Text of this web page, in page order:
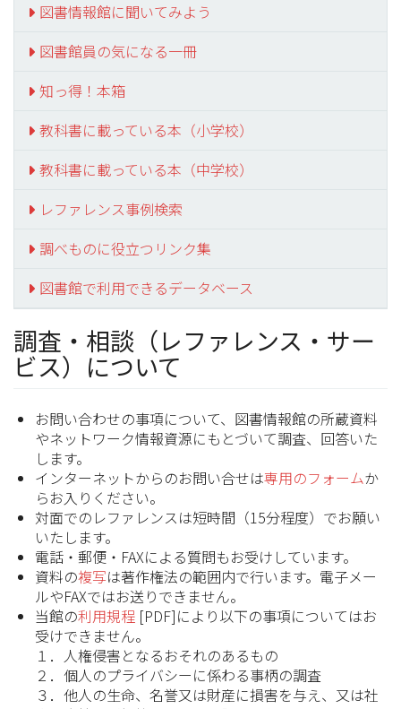
図書情報館に聞いてみよう
図書館員の気になる一冊
知っ得！本箱
教科書に載っている本（小学校）
教科書に載っている本（中学校）
レファレンス事例検索
調べものに役立つリンク集
図書館で利用できるデータベース
調査・相談（レファレンス・サー
ビス）について
お問い合わせの事項について、図書情報館の所蔵資料
やネットワーク情報資源にもとづいて調査、回答いた
します。
インターネットからのお問い合せは専用のフォームか
らお入りください。
対面でのレファレンスは短時間（15分程度）でお願い
いたします。
電話・郵便・FAXによる質問もお受けしています。
資料の複写は著作権法の範囲内で行います。電子メー
ルやFAXではお送りできません。
当館の利用規程[PDF]により以下の事項についてはお
受けできません。
１．人権侵害となるおそれのあるもの
２．個人のプライバシーに係わる事柄の調査
３．他人の生命、名誉又は財産に損害を与え、又は社